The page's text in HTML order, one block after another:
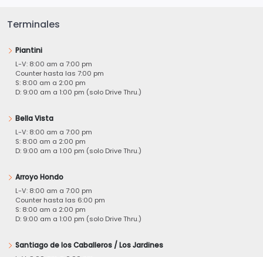
Terminales
Piantini
L-V: 8:00 am a 7:00 pm
Counter hasta las 7:00 pm
S: 8:00 am a 2:00 pm
D: 9:00 am a 1:00 pm (solo Drive Thru.)
Bella Vista
L-V: 8:00 am a 7:00 pm
S: 8:00 am a 2:00 pm
D: 9:00 am a 1:00 pm (solo Drive Thru.)
Arroyo Hondo
L-V: 8:00 am a 7:00 pm
Counter hasta las 6:00 pm
S: 8:00 am a 2:00 pm
D: 9:00 am a 1:00 pm (solo Drive Thru.)
Santiago de los Caballeros / Los Jardines